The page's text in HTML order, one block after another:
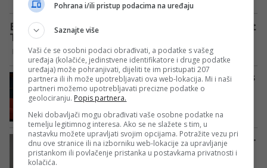
Pohrana i/ili pristup podacima na uređaju
Saznajte više
Vaši će se osobni podaci obrađivati, a podatke s vašeg
uređaja (kolačiće, jedinstvene identifikatore i druge podatke
uređaja) može pohranjivati, dijeliti te im pristupati 207
partnera ili ih može upotrebljavati ova web-lokacija. Mi i naši
partneri možemo upotrebljavati precizne podatke o
geolociranju. Popis partnera.
Neki dobavljači mogu obrađivati vaše osobne podatke na
temelju legitimnog interesa. Ako se ne slažete s tim, u
nastavku možete upravljati svojim opcijama. Potražite vezu pri
dnu ove stranice ili na izborniku web-lokacije za upravljanje
pristankom ili povlačenje pristanka u postavkama privatnosti i
kolačića.